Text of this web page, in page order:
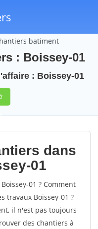
batiment
: Boissey-01
: Boissey-01
dans
01
01 ? Comment
travaux Boissey-01 ?
il n'est pas toujours
des chantiers à